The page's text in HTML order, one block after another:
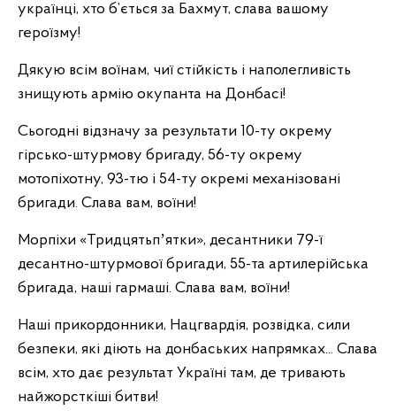
українці, хто б’ється за Бахмут, слава вашому
героїзму!
Дякую всім воїнам, чиї стійкість і наполегливість
знищують армію окупанта на Донбасі!
Сьогодні відзначу за результати 10-ту окрему
гірсько-штурмову бригаду, 56-ту окрему
мотопіхотну, 93-тю і 54-ту окремі механізовані
бригади. Слава вам, воїни!
Морпіхи «Тридцятьпʼятки», десантники 79-ї
десантно-штурмової бригади, 55-та артилерійська
бригада, наші гармаші. Слава вам, воїни!
Наші прикордонники, Нацгвардія, розвідка, сили
безпеки, які діють на донбаських напрямках... Слава
всім, хто дає результат Україні там, де тривають
найжорсткіші битви!